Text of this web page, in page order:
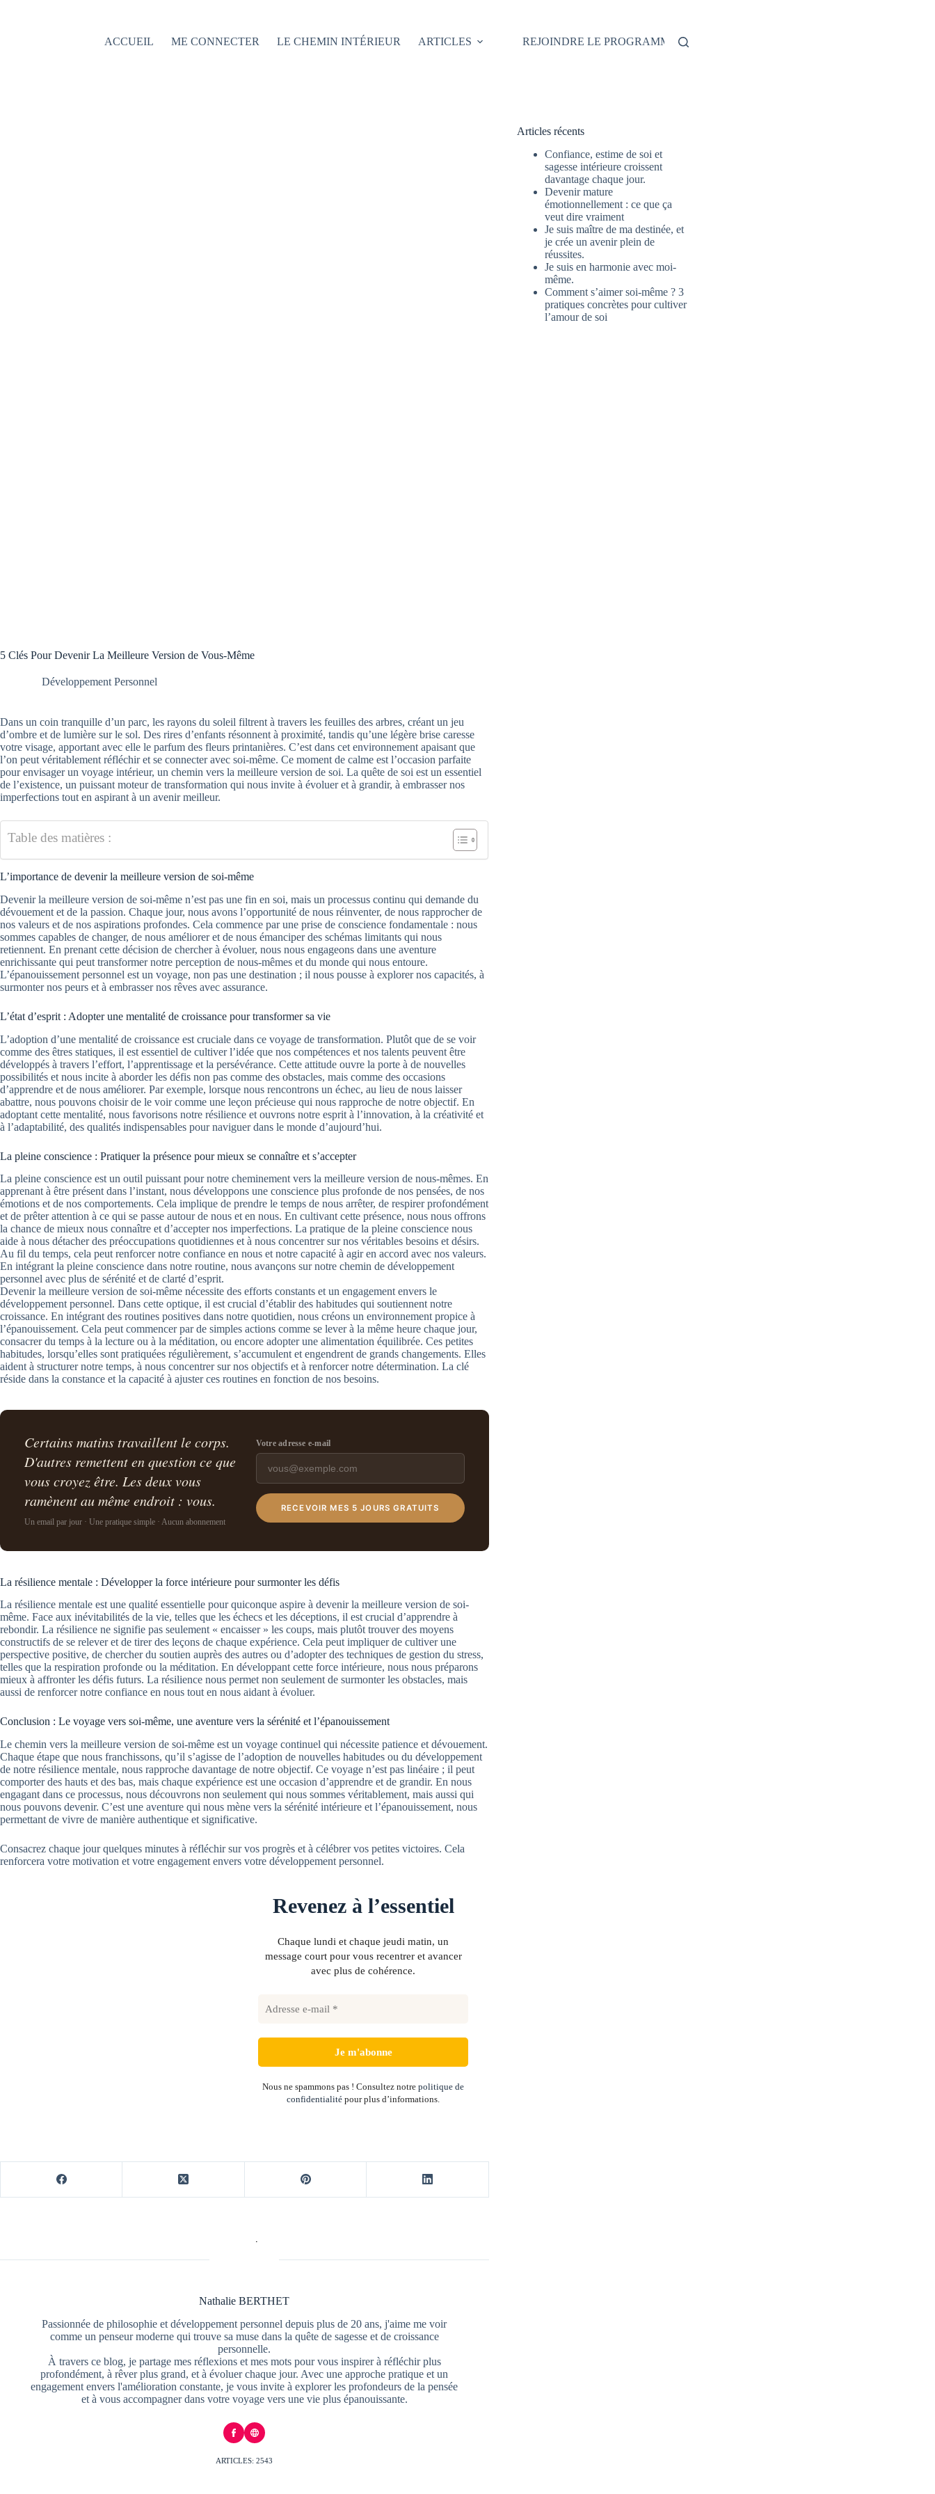
ACCUEIL
ME CONNECTER LE CHEMIN INTÉRIEUR ARTICLES REJOINDRE LE PROGRAMME
5 Clés Pour Devenir La Meilleure Version de Vous-Même
Développement Personnel
Dans un coin tranquille d’un parc, les rayons du soleil filtrent à travers les feuilles des arbres, créant un jeu
d’ombre et de lumière sur le sol. Des rires d’enfants résonnent à proximité, tandis qu’une légère brise caresse
votre visage, apportant avec elle le parfum des fleurs printanières. C’est dans cet environnement apaisant que
l’on peut véritablement réfléchir et se connecter avec soi-même. Ce moment de calme est l’occasion parfaite
pour envisager un voyage intérieur, un chemin vers la meilleure version de soi. La quête de soi est un essentiel
de l’existence, un puissant moteur de transformation qui nous invite à évoluer et à grandir, à embrasser nos
imperfections tout en aspirant à un avenir meilleur.
Table des matières :
L’importance de devenir la meilleure version de soi-même
Devenir la meilleure version de soi-même n’est pas une fin en soi, mais un processus continu qui demande du
dévouement et de la passion. Chaque jour, nous avons l’opportunité de nous réinventer, de nous rapprocher de
nos valeurs et de nos aspirations profondes. Cela commence par une prise de conscience fondamentale : nous
sommes capables de changer, de nous améliorer et de nous émanciper des schémas limitants qui nous
retiennent. En prenant cette décision de chercher à évoluer, nous nous engageons dans une aventure
enrichissante qui peut transformer notre perception de nous-mêmes et du monde qui nous entoure.
L’épanouissement personnel est un voyage, non pas une destination ; il nous pousse à explorer nos capacités, à
surmonter nos peurs et à embrasser nos rêves avec assurance.
L’état d’esprit : Adopter une mentalité de croissance pour transformer sa vie
L’adoption d’une mentalité de croissance est cruciale dans ce voyage de transformation. Plutôt que de se voir
comme des êtres statiques, il est essentiel de cultiver l’idée que nos compétences et nos talents peuvent être
développés à travers l’effort, l’apprentissage et la persévérance. Cette attitude ouvre la porte à de nouvelles
possibilités et nous incite à aborder les défis non pas comme des obstacles, mais comme des occasions
d’apprendre et de nous améliorer. Par exemple, lorsque nous rencontrons un échec, au lieu de nous laisser
abattre, nous pouvons choisir de le voir comme une leçon précieuse qui nous rapproche de notre objectif. En
adoptant cette mentalité, nous favorisons notre résilience et ouvrons notre esprit à l’innovation, à la créativité et
à l’adaptabilité, des qualités indispensables pour naviguer dans le monde d’aujourd’hui.
La pleine conscience : Pratiquer la présence pour mieux se connaître et s’accepter
La pleine conscience est un outil puissant pour notre cheminement vers la meilleure version de nous-mêmes. En
apprenant à être présent dans l’instant, nous développons une conscience plus profonde de nos pensées, de nos
émotions et de nos comportements. Cela implique de prendre le temps de nous arrêter, de respirer profondément
et de prêter attention à ce qui se passe autour de nous et en nous. En cultivant cette présence, nous nous offrons
la chance de mieux nous connaître et d’accepter nos imperfections. La pratique de la pleine conscience nous
aide à nous détacher des préoccupations quotidiennes et à nous concentrer sur nos véritables besoins et désirs.
Au fil du temps, cela peut renforcer notre confiance en nous et notre capacité à agir en accord avec nos valeurs.
En intégrant la pleine conscience dans notre routine, nous avançons sur notre chemin de développement
personnel avec plus de sérénité et de clarté d’esprit.
Devenir la meilleure version de soi-même nécessite des efforts constants et un engagement envers le
développement personnel. Dans cette optique, il est crucial d’établir des habitudes qui soutiennent notre
croissance. En intégrant des routines positives dans notre quotidien, nous créons un environnement propice à
l’épanouissement. Cela peut commencer par de simples actions comme se lever à la même heure chaque jour,
consacrer du temps à la lecture ou à la méditation, ou encore adopter une alimentation équilibrée. Ces petites
habitudes, lorsqu’elles sont pratiquées régulièrement, s’accumulent et engendrent de grands changements. Elles
aident à structurer notre temps, à nous concentrer sur nos objectifs et à renforcer notre détermination. La clé
réside dans la constance et la capacité à ajuster ces routines en fonction de nos besoins.
Certains matins travaillent le corps.
D'autres remettent en question ce que
vous croyez être. Les deux vous
ramènent au même endroit : vous.
Un email par jour · Une pratique simple · Aucun abonnement
Votre adresse e-mail
RECEVOIR MES 5 JOURS GRATUITS
La résilience mentale : Développer la force intérieure pour surmonter les défis
La résilience mentale est une qualité essentielle pour quiconque aspire à devenir la meilleure version de soi-
même. Face aux inévitabilités de la vie, telles que les échecs et les déceptions, il est crucial d’apprendre à
rebondir. La résilience ne signifie pas seulement « encaisser » les coups, mais plutôt trouver des moyens
constructifs de se relever et de tirer des leçons de chaque expérience. Cela peut impliquer de cultiver une
perspective positive, de chercher du soutien auprès des autres ou d’adopter des techniques de gestion du stress,
telles que la respiration profonde ou la méditation. En développant cette force intérieure, nous nous préparons
mieux à affronter les défis futurs. La résilience nous permet non seulement de surmonter les obstacles, mais
aussi de renforcer notre confiance en nous tout en nous aidant à évoluer.
Conclusion : Le voyage vers soi-même, une aventure vers la sérénité et l’épanouissement
Le chemin vers la meilleure version de soi-même est un voyage continuel qui nécessite patience et dévouement.
Chaque étape que nous franchissons, qu’il s’agisse de l’adoption de nouvelles habitudes ou du développement
de notre résilience mentale, nous rapproche davantage de notre objectif. Ce voyage n’est pas linéaire ; il peut
comporter des hauts et des bas, mais chaque expérience est une occasion d’apprendre et de grandir. En nous
engagant dans ce processus, nous découvrons non seulement qui nous sommes véritablement, mais aussi qui
nous pouvons devenir. C’est une aventure qui nous mène vers la sérénité intérieure et l’épanouissement, nous
permettant de vivre de manière authentique et significative.
Consacrez chaque jour quelques minutes à réfléchir sur vos progrès et à célébrer vos petites victoires. Cela
renforcera votre motivation et votre engagement envers votre développement personnel.
Revenez à l’essentiel
Chaque lundi et chaque jeudi matin, un
message court pour vous recentrer et avancer
avec plus de cohérence.
Nous ne spammons pas ! Consultez notrepolitique de
confidentialité pour plus d’informations.
Nathalie BERTHET
Passionnée de philosophie et développement personnel depuis plus de 20 ans, j'aime me voir
comme un penseur moderne qui trouve sa muse dans la quête de sagesse et de croissance
personnelle.
À travers ce blog, je partage mes réflexions et mes mots pour vous inspirer à réfléchir plus
profondément, à rêver plus grand, et à évoluer chaque jour. Avec une approche pratique et un
engagement envers l'amélioration constante, je vous invite à explorer les profondeurs de la pensée
et à vous accompagner dans votre voyage vers une vie plus épanouissante.
ARTICLES: 2543
Articles récents
Confiance, estime de soi et
sagesse intérieure croissent
davantage chaque jour.
Devenir mature
émotionnellement : ce que ça
veut dire vraiment
Je suis maître de ma destinée, et
je crée un avenir plein de
réussites.
Je suis en harmonie avec moi-
même.
Comment s’aimer soi-même ? 3
pratiques concrètes pour cultiver
l’amour de soi